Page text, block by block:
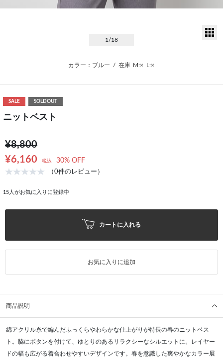
1 /18
カラー：ブルー / 在庫 M:× L:×
SALE SOLDOUT
ニットベスト
¥8,800
¥6,160
税込 30% OFF
（0件のレビュー）
15 人がお気に入りに登録中
カートに入れる
お気に入りに追加
商品説明
綿アクリル糸で編んだふっくらやわらかな仕上がりが特長の春のニットベス
ト。脇にボタンを付けて、ゆとりのあるリラクシーなシルエットに。レイヤー
ドの幅も広がる着合わせやすいデザインです。春を意識した爽やかなカラー展